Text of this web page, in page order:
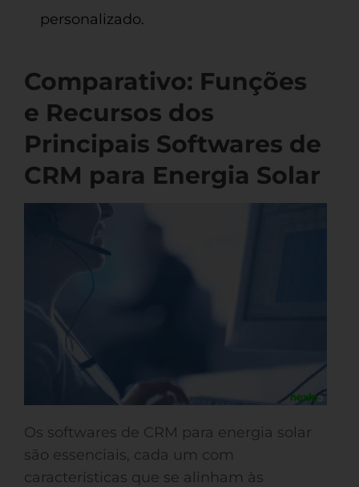
personalizado.
Comparativo: Funções
e Recursos dos
Principais Softwares de
CRM para Energia Solar
Os softwares de CRM para energia solar
são essenciais, cada um com
características que se alinham às